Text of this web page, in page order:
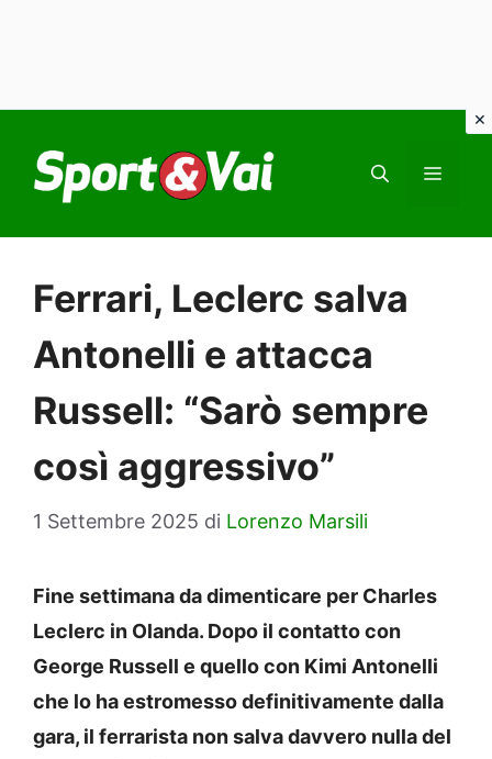
contenuto
Ferrari, Leclerc salva
Antonelli e attacca
Russell: “Sarò sempre
così aggressivo”
1 Settembre 2025 di Lorenzo Marsili
Fine settimana da dimenticare per Charles
Leclerc in Olanda. Dopo il contatto con
George Russell e quello con Kimi Antonelli
che lo ha estromesso definitivamente dalla
gara, il ferrarista non salva davvero nulla del